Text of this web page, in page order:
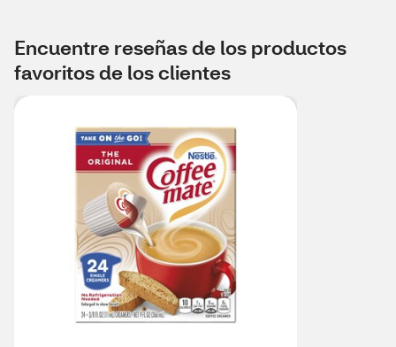
Encuentre reseñas de los productos
favoritos de los clientes